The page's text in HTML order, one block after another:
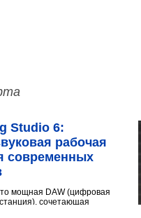
Studio 6:
рабочая
современных
мощная DAW (цифровая
сочетающая